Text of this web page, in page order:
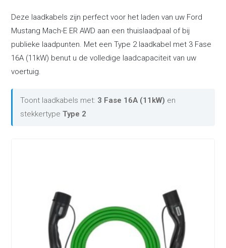
Deze laadkabels zijn perfect voor het laden van uw Ford
Mustang Mach-E ER AWD aan een thuislaadpaal of bij
publieke laadpunten. Met een Type 2 laadkabel met 3 Fase
16A (11kW) benut u de volledige laadcapaciteit van uw
voertuig.
Toont laadkabels met: 3 Fase 16A (11kW) en
stekkertypeType 2